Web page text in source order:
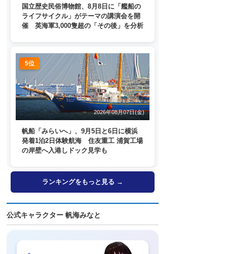
国立歴史民俗博物館、8月8日に「艦船の
ライフサイクル」がテーマの講演会を開
催 英海軍3,000隻超の「その後」を分析
5位
2026年08月07日(金)
帆船「みらいへ」、9月5日と6日に横浜
発着1泊2日体験航海 住友重工 浦賀工場
の岸壁へ入港しドック見学も
ランキングをもっと見る →
公式キャラクター 帆海みなと